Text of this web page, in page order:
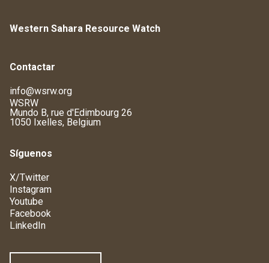
Western Sahara Resource Watch
Contactar
info@wsrw.org
WSRW
Mundo B, rue d'Edimbourg 26
1050 Ixelles, Belgium
Síguenos
X/Twitter
Instagram
Youtube
Facebook
LinkedIn